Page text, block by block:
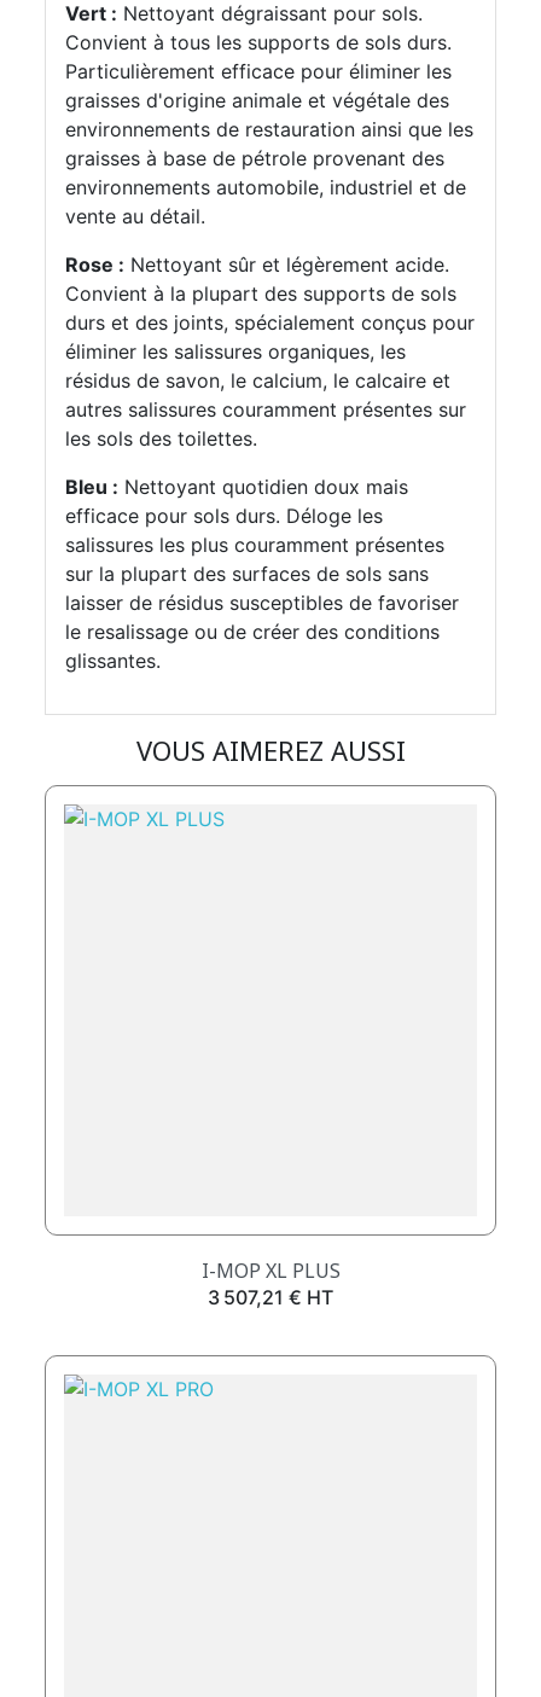
Vert : Nettoyant dégraissant pour sols.
Convient à tous les supports de sols durs.
Particulièrement efficace pour éliminer les
graisses d'origine animale et végétale des
environnements de restauration ainsi que les
graisses à base de pétrole provenant des
environnements automobile, industriel et de
vente au détail.
Rose : Nettoyant sûr et légèrement acide.
Convient à la plupart des supports de sols
durs et des joints, spécialement conçus pour
éliminer les salissures organiques, les
résidus de savon, le calcium, le calcaire et
autres salissures couramment présentes sur
les sols des toilettes.
Bleu : Nettoyant quotidien doux mais
efficace pour sols durs. Déloge les
salissures les plus couramment présentes
sur la plupart des surfaces de sols sans
laisser de résidus susceptibles de favoriser
le resalissage ou de créer des conditions
glissantes.
VOUS AIMEREZ AUSSI
I-MOP XL PLUS
Prix
3 507,21 € HT